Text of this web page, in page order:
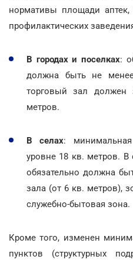
нормативы площади
профилактических
В городах и поселках:
должна быть не
торговый зал
метров.
В селах:
уровне 18 кв. метров. В
обязательно должна
зала (от 6 кв. метров),
служебно-бытовая зона.
Кроме того, изменен
пунктов (структурных